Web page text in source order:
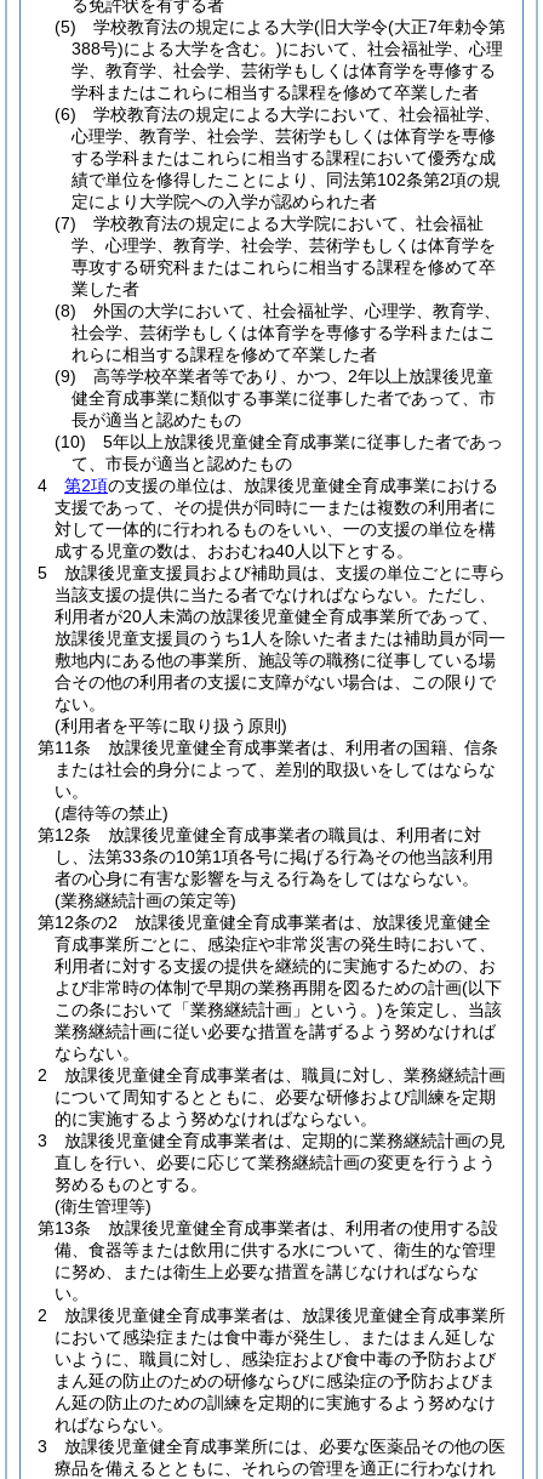
る免許状を有する者
(5)
学校教育法の規定による大学(旧大学令(大正7年勅令第
388号)による大学を含む。)において、社会福祉学、心理
学、教育学、社会学、芸術学もしくは体育学を専修する
学科またはこれらに相当する課程を修めて卒業した者
(6)
学校教育法の規定による大学において、社会福祉学、
心理学、教育学、社会学、芸術学もしくは体育学を専修
する学科またはこれらに相当する課程において優秀な成
績で単位を修得したことにより、同法第102条第2項の規
定により大学院への入学が認められた者
(7)
学校教育法の規定による大学院において、社会福祉
学、心理学、教育学、社会学、芸術学もしくは体育学を
専攻する研究科またはこれらに相当する課程を修めて卒
業した者
(8)
外国の大学において、社会福祉学、心理学、教育学、
社会学、芸術学もしくは体育学を専修する学科またはこ
れらに相当する課程を修めて卒業した者
(9)
高等学校卒業者等であり、かつ、2年以上放課後児童
健全育成事業に類似する事業に従事した者であって、市
長が適当と認めたもの
(10)
5年以上放課後児童健全育成事業に従事した者であっ
て、市長が適当と認めたもの
4
第2項の支援の単位は、放課後児童健全育成事業における
支援であって、その提供が同時に一または複数の利用者に
対して一体的に行われるものをいい、一の支援の単位を構
成する児童の数は、おおむね40人以下とする。
5
放課後児童支援員および補助員は、支援の単位ごとに専ら
当該支援の提供に当たる者でなければならない。 ただし、
利用者が20人未満の放課後児童健全育成事業所であって、
放課後児童支援員のうち1人を除いた者または補助員が同一
敷地内にある他の事業所、施設等の職務に従事している場
合その他の利用者の支援に支障がない場合は、この限りで
ない。
(利用者を平等に取り扱う原則)
第11条
放課後児童健全育成事業者は、利用者の国籍、信条
または社会的身分によって、差別的取扱いをしてはならな
い。
(虐待等の禁止)
第12条
放課後児童健全育成事業者の職員は、利用者に対
し、法第33条の10第1項各号に掲げる行為その他当該利用
者の心身に有害な影響を与える行為をしてはならない。
(業務継続計画の策定等)
第12条の2
放課後児童健全育成事業者は、放課後児童健全
育成事業所ごとに、感染症や非常災害の発生時において、
利用者に対する支援の提供を継続的に実施するための、お
よび非常時の体制で早期の業務再開を図るための計画(以下
この条において「業務継続計画」という。)を策定し、当該
業務継続計画に従い必要な措置を講ずるよう努めなければ
ならない。
2
放課後児童健全育成事業者は、職員に対し、業務継続計画
について周知するとともに、必要な研修および訓練を定期
的に実施するよう努めなければならない。
3
放課後児童健全育成事業者は、定期的に業務継続計画の見
直しを行い、必要に応じて業務継続計画の変更を行うよう
努めるものとする。
(衛生管理等)
第13条
放課後児童健全育成事業者は、利用者の使用する設
備、食器等または飲用に供する水について、衛生的な管理
に努め、または衛生上必要な措置を講じなければならな
い。
2
放課後児童健全育成事業者は、放課後児童健全育成事業所
において感染症または食中毒が発生し、またはまん延しな
いように、職員に対し、感染症および食中毒の予防および
まん延の防止のための研修ならびに感染症の予防およびま
ん延の防止のための訓練を定期的に実施するよう努めなけ
ればならない。
3
放課後児童健全育成事業所には、必要な医薬品その他の医
療品を備えるとともに、それらの管理を適正に行わなけれ